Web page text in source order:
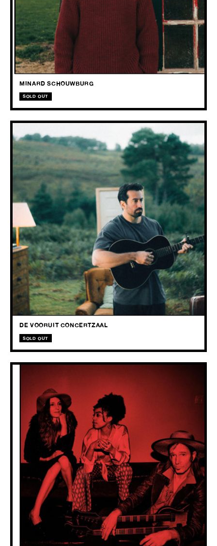
Een zeldzame kans om Berre te zien in een kleinere, intieme setting.
MINARD SCHOUWBURG
SOLD OUT
THU
22.10
2026
DOTAN
Dotan laat los wie hij dacht te moeten zijn, en omarmt zowel het licht
als het donker – en alles daartussenin. Zijn muziek weerspiegelt dat
nieuwe evenwicht: eerlijk, meeslepend en vol menselijkheid.
DE VOORUIT CONCERTZAAL
SOLD OUT
THU
22.10
2026
STEF KAMIL CARLENS & THE POEM
Tijdloze songs vol poëzie.